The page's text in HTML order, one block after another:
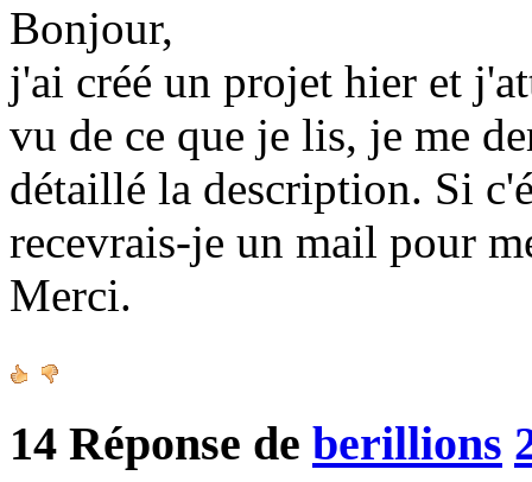
Bonjour,
j'ai créé un projet hier et
vu de ce que je lis, je me
détaillé la description. Si
recevrais-je un mail pour
Merci.
14 Réponse de berillions